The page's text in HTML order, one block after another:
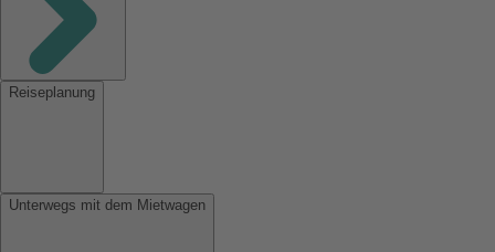
Reiseplanung
Unterwegs mit dem Mietwagen